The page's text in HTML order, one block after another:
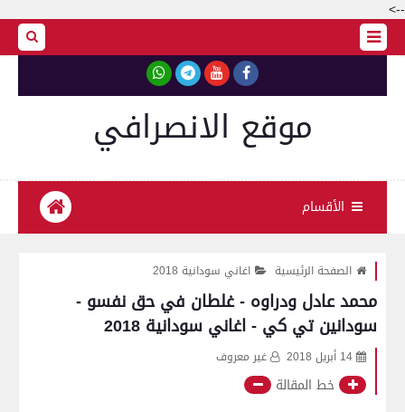
-->
موقع الانصرافي
الأقسام
الصفحة الرئيسية اغاني سودانية 2018
محمد عادل ودراوه - غلطان في حق نفسو -
سودانين تي كي - اغاني سودانية 2018
14 أبريل 2018 غير معروف
خط المقالة